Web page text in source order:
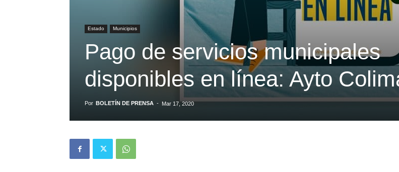
Estado Municipios
Pago de servicios municipales
disponibles en línea: Ayto
Por BOLETÍN DE PRENSA - Mar 17, 2020